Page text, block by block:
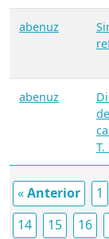
abenuz
abenuz
T.
«Anterior 1
14
15 16